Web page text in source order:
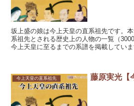
坂上盛の娘は今上天皇の直系祖先です。
系祖先とされる歴史上の人物の一覧（
今上天皇に至るまでの系譜を掲載していま
今上天皇の直系祖先 藤原実光【